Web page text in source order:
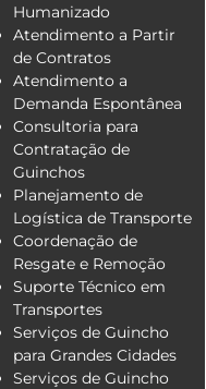
Humanizado
Atendimento a Partir
de Contratos
Atendimento a
Demanda Espontânea
Consultoria para
Contratação de
Guinchos
Planejamento de
Logística de Transporte
Coordenação de
Resgate e Remoção
Suporte Técnico em
Transportes
Serviços de Guincho
para Grandes Cidades
Serviços de Guincho